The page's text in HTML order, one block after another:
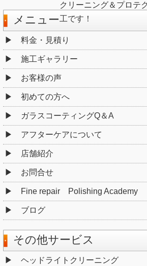
クリーニング＆プロテ
工です！
メニュー
料金・見積り
施工ギャラリー
お客様の声
初めての方へ
ガラスコーティングQ＆A
アフターケアについて
店舗紹介
お問合せ
Fine repair Polishing Academy
ブログ
その他サービス
ヘッドライトクリーニング